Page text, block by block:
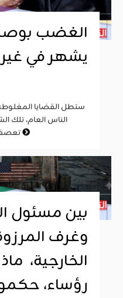
الغضب
يشهر في غير
الناس العام، تلك
تعصف
بين مسئول
وغرف
الخارجية،
رؤساء،